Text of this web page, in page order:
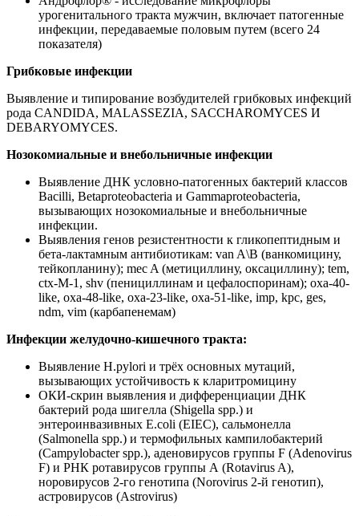
урогенитального тракта мужчин, включает патогенные
инфекции, передаваемые половым путем (всего 24
показателя)
Грибковые инфекции
Выявление и типирование возбудителей грибковых инфекций
рода CANDIDA, MALASSEZIA, SACCHAROMYCES И
DEBARYOMYCES.
Нозокомиальные и внебольничные инфекции
Выявление ДНК условно-патогенных бактерий классов
Bacilli, Betaproteobacteria и Gammaproteobacteria,
вызывающих нозокомиальные и внебольничные
инфекции.
Выявления генов резистентности к гликопептидным и
бета-лактамным антибиотикам: van A\B (ванкомицину,
тейкопланину); mec A (метициллину, оксациллину); tem,
ctx-М-1, shv (пенициллинам и цефалоспоринам); oxa-40-
like, oxa-48-like, оxa-23-like, oxa-51-like, imp, kpc, ges,
ndm, vim (карбапенемам)
Инфекции желудочно-кишечного тракта:
Выявление H.pylori и трёх основных мутаций,
вызывающих устойчивость к кларитромицину
ОКИ-скрин выявления и дифференциации ДНК
бактерий рода шигелла (Shigella spp.) и
энтероинвазивных E.coli (EIEC), сальмонелла
(Salmonella spp.) и термофильных кампилобактерий
(Campylobacter spp.), аденовирусов группы F (Adenovirus
F) и РНК ротавирусов группы А (Rotavirus A),
норовирусов 2-го генотипа (Norovirus 2-й генотип),
астровирусов (Astrovirus)